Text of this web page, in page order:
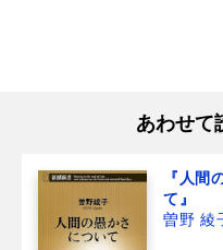
あわせて
『人間
て』
曽野 綾